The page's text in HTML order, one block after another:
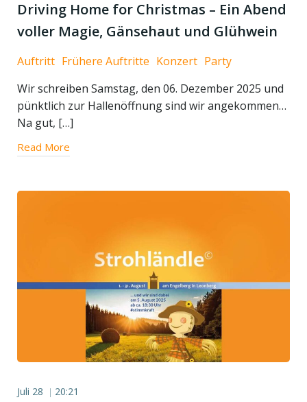
Driving Home for Christmas – Ein Abend
voller Magie, Gänsehaut und Glühwein
Auftritt Frühere Auftritte Konzert Party
Wir schreiben Samstag, den 06. Dezember 2025 und
pünktlich zur Hallenöffnung sind wir angekommen…
Na gut, […]
Read More
Juli 28 | 20:21